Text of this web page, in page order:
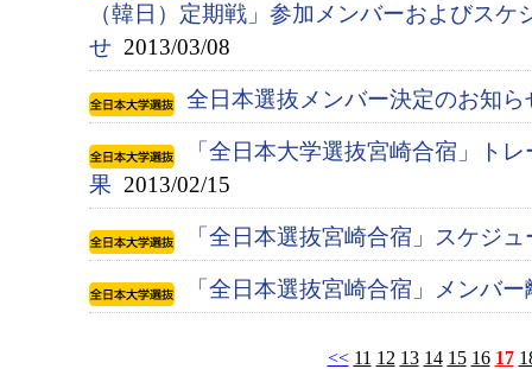
（韓日）定期戦」参加メンバーおよびスケ
せ 2013/03/08
全日本選抜メンバー決定のお知ら
「全日本大学選抜宮崎合宿」ト
果 2013/02/15
「全日本選抜宮崎合宿」スケジ
「全日本選抜宮崎合宿」メンバ
<< 11 12 13 14 15 16 17